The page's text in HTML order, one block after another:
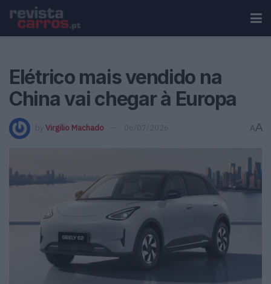
Elétrico mais vendido na
China vai chegar à Europa
by Virgilio Machado 06/07/2026 AA